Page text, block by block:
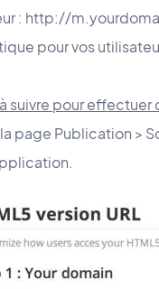
: http://
pour vos
suivre pour
page Publication >